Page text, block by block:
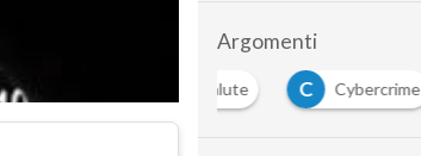
Argomenti
criptovalute C Cybercrime